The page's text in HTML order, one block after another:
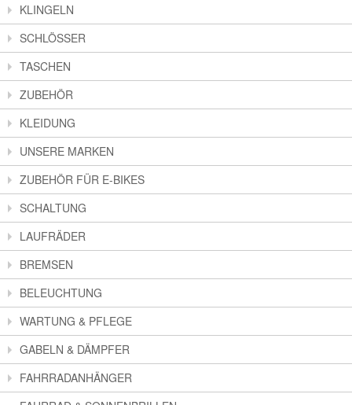
KLINGELN
SCHLÖSSER
TASCHEN
ZUBEHÖR
KLEIDUNG
UNSERE MARKEN
ZUBEHÖR FÜR E-BIKES
SCHALTUNG
LAUFRÄDER
BREMSEN
BELEUCHTUNG
WARTUNG & PFLEGE
GABELN & DÄMPFER
FAHRRADANHÄNGER